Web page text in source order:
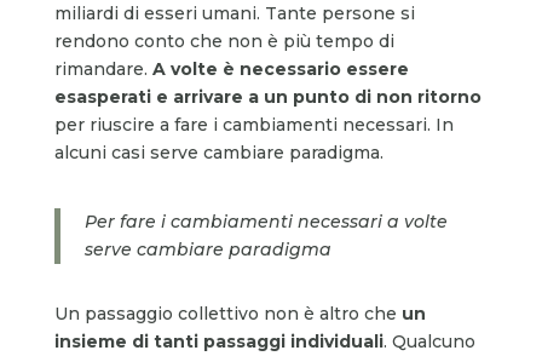
miliardi di esseri umani. Tante persone si
rendono conto che non è più tempo di
rimandare. A volte è necessarioessere
esasperati e arrivare a un punto di non ritorno
per riuscire a fare i cambiamenti necessari. In
alcuni casi serve cambiare paradigma.
Per fare i cambiamenti necessari a volte
serve cambiare paradigma
Un passaggio collettivo non è altro che un
insieme di tanti passaggi individuali. Qualcuno